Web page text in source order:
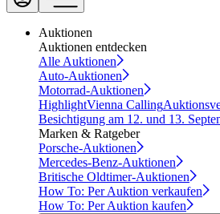
Auktionen
Auktionen entdecken
Alle Auktionen
Auto-Auktionen
Motorrad-Auktionen
HighlightVienna Calling
Besichtigung am 12. und 13.
Marken & Ratgeber
Porsche-Auktionen
Mercedes-Benz-Auktionen
Britische Oldtimer-Auktionen
How To: Per Auktion verkaufen
How To: Per Auktion kaufen